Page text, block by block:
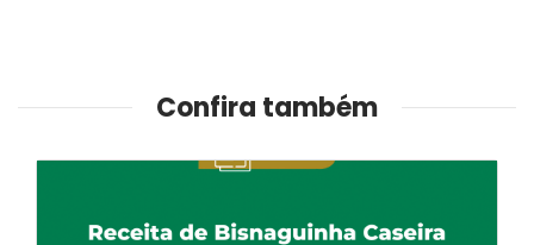
Confira também